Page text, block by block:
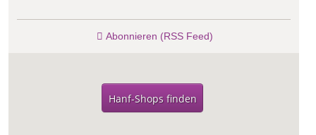
Abonnieren (RSS Feed)
Hanf-Shops finden